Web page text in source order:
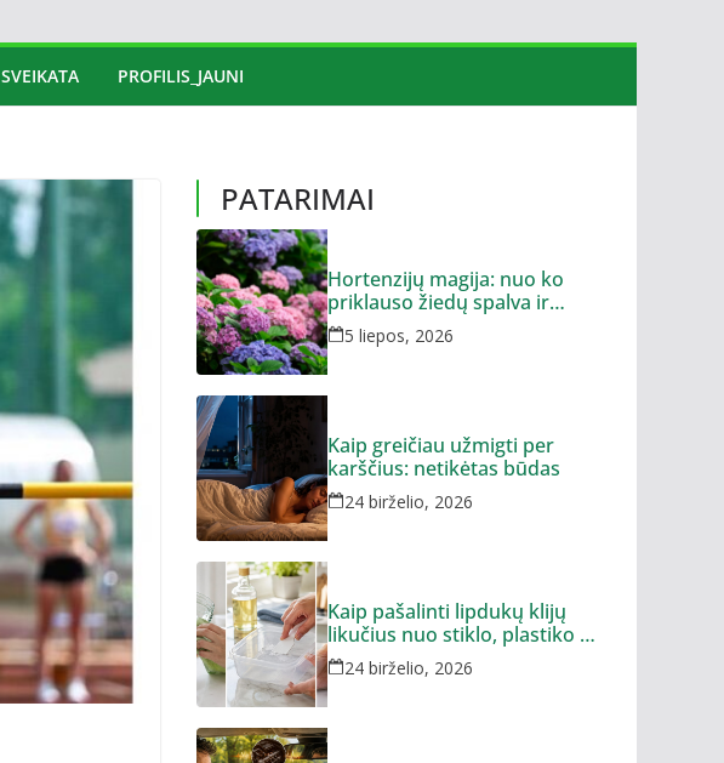
SVEIKATA PROFILIS_JAUNI
PATARIMAI
Hortenzijų magija: nuo ko
priklauso žiedų spalva ir
dydis?
5 liepos, 2026
Kaip greičiau užmigti per
karščius: netikėtas būdas
24 birželio, 2026
Kaip pašalinti lipdukų klijų
likučius nuo stiklo, plastiko ar
metalo
24 birželio, 2026